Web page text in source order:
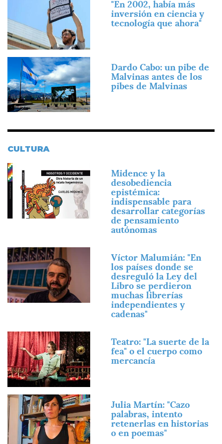
"En 2002, había más
inversión en ciencia y
tecnología que ahora"
Imagen
Dardo Cabo: un pibe de
Malvinas antes de los
pibes de Malvinas
CULTURA
Imagen
Midence y la
desobediencia
epistémica:
indispensable para
desarrollar categorías
de pensamiento
autónomas
Imagen
Víctor Malumián: "En
los países donde se
desreguló la Ley del
Libro se perdieron
muchas librerías
independientes y
cadenas"
Imagen
Teatro: "La suerte de la
fea" o el cuerpo como
mercancía
Imagen
Julia Martín: "Cazo
palabras, intento
retenerlas en historias
o en poemas"